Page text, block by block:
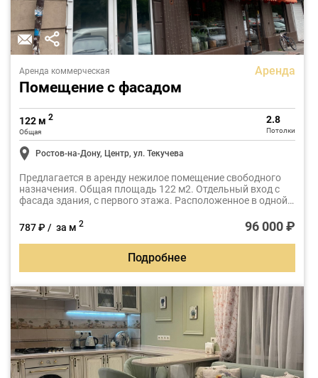
Аренда коммерческая Аренда
Помещение с фасадом
122 м 2
Общая
2.8
Потолки
Ростов-на-Дону, Центр, ул. Текучева
Предлагается в аренду нежилое помещение свободного
назначения. Общая площадь 122 м2. Отдельный вход с
фасада здания, с первого этажа. Расположенное в одной
Дону - на пересечении улицы Текучева и проспекта
Буденновского.
787 ₽ / за м 2 96 000 ₽
Подробнее